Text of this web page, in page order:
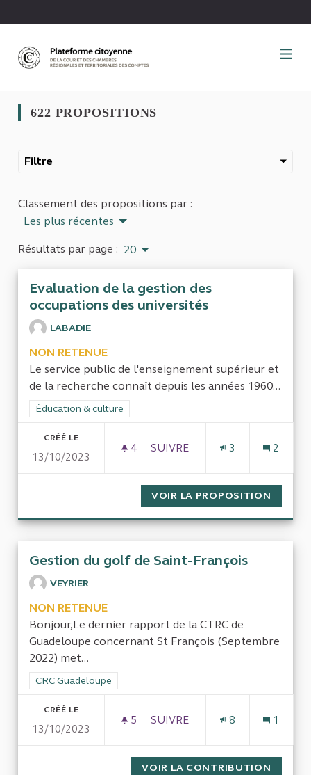
622 PROPOSITIONS
Filtre
Classement des propositions par :
Les plus récentes
Résultats par page : 20
Evaluation de la gestion des
occupations des universités
LABADIE
NON RETENUE
Le service public de l'enseignement supérieur et
de la recherche connaît depuis les années 1960...
Filtrer les résultats de la catégorie : Éducation & culture
Éducation & culture
CRÉÉ LE
13/10/2023
4 4 ABONNÉS
SUIVRE
3 2
VOIR LA PROPOSITION
Gestion du golf de Saint-François
VEYRIER
NON RETENUE
Bonjour,Le dernier rapport de la CTRC de
Guadeloupe concernant St François (Septembre
2022) met...
Filtrer les résultats de la catégorie : CRC Guadeloupe
CRC Guadeloupe
CRÉÉ LE
13/10/2023
5 5 ABONNÉS
SUIVRE
8 1
VOIR LA CONTRIBUTION